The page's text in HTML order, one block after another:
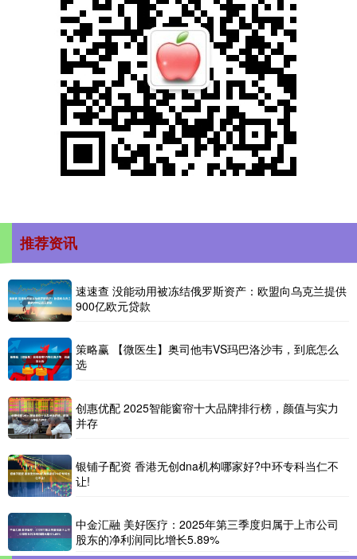
推荐资讯
速速查 没能动用被冻结俄罗斯资产：欧盟向乌克兰提供
900亿欧元贷款
策略赢 【微医生】奥司他韦VS玛巴洛沙韦，到底怎么
选
创惠优配 2025智能窗帘十大品牌排行榜，颜值与实力
并存
银铺子配资 香港无创dna机构哪家好?中环专科当仁不
让!
中金汇融 美好医疗：2025年第三季度归属于上市公司
股东的净利润同比增长5.89%